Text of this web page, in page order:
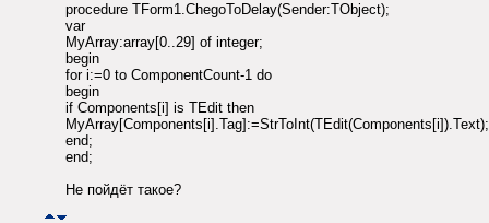
procedure TForm1.ChegoToDelay(Sender:TObject);
var
MyArray:array[0..29] of integer;
begin
for i:=0 to ComponentCount-1 do
begin
if Components[i] is TEdit then
MyArray[Components[i].Tag]:=StrToInt(TEdit(Components[i]).Text);
end;
end;
Не пойдёт такое?